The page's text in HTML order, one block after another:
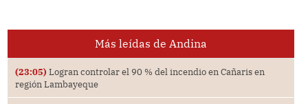
Más leídas de Andina
(23:05) Logran controlar el 90 % del incendio en Cañaris en
región Lambayeque